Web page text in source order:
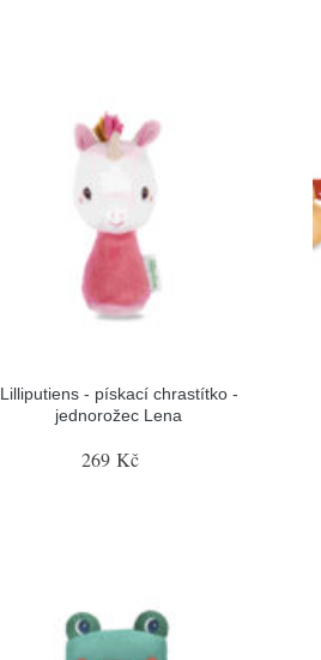
Lilliputiens - pískací chrastítko -
jednorožec Lena
269 Kč